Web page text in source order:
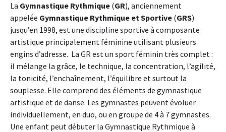
La Gymnastique Rythmique (GR), anciennement
appelée Gymnastique Rythmique et Sportive (GRS)
jusqu’en 1998, est une discipline sportive à composante
artistique principalement féminine utilisant plusieurs
engins d’adresse. La GR est un sport féminin très complet :
il mélange la grâce, le technique, la concentration, l’agilité,
la tonicité, l’enchaînement, l’équilibre et surtout la
souplesse. Elle comprend des éléments de gymnastique
artistique et de danse. Les gymnastes peuvent évoluer
individuellement, en duo, ou en groupe de 4 à 7 gymnastes.
Une enfant peut débuter la Gymnastique Rythmique à